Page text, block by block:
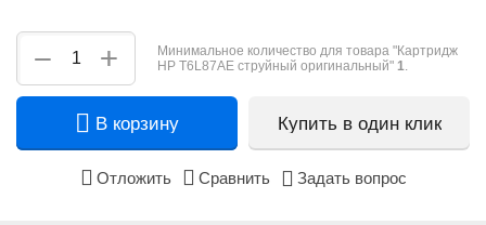
+
−
Минимальное количество для товара "Картридж
HP T6L87AE струйный оригинальный" 1.
В корзину Купить в один клик
Отложить Сравнить Задать вопрос